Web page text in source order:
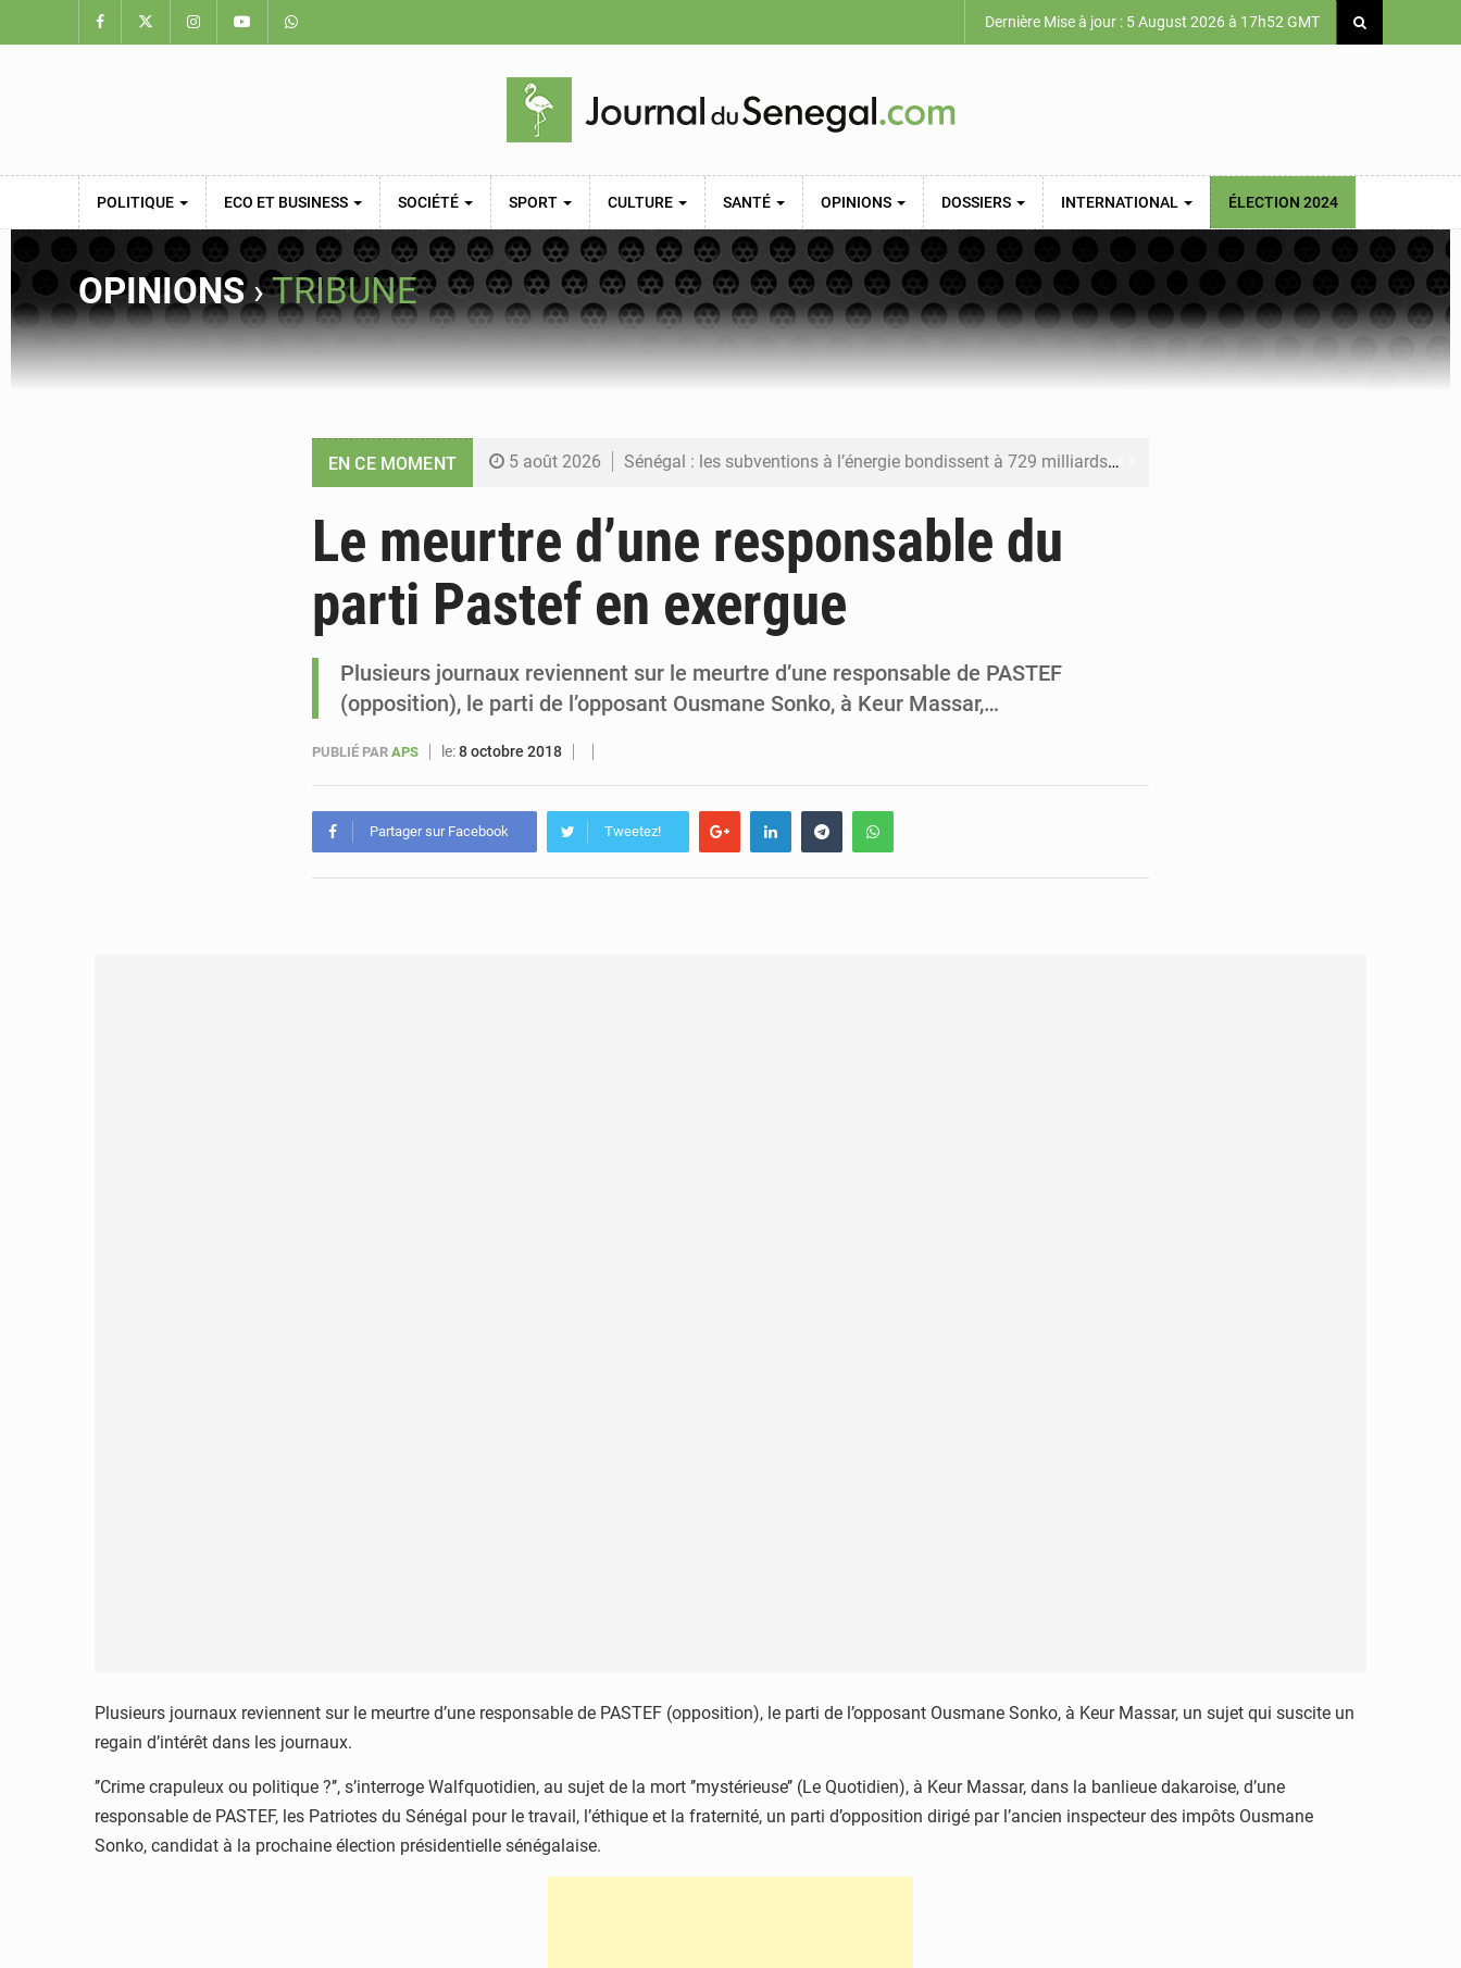
Dernière Mise à jour : 5 August 2026 à 17h52 GMT
POLITIQUE ECO ET BUSINESS SOCIÉTÉ SPORT CULTURE SANTÉ OPINIONS DOSSIERS INTERNATIONAL ÉLECTION 2024
OPINIONS›TRIBUNE
EN CE MOMENT 5 août 2026 Sénégal : les subventions à l’énergie bondissent à 729 milliards FCFA pour contenir les prix des carburants et de l’électricité
5 août 2026 Sénégal : Ousmane Diagne prêtera serment le 11 août comme président du Conseil constitutionnel
5 août 2026 Pétrole : le Sénégal clarifie les revenus tirés du champ de Sangomar et réfute les accusations sur un faible retour financier
Le meurtre d’une responsable du
parti Pastef en exergue
Plusieurs journaux reviennent sur le meurtre d’une responsable de PASTEF
(opposition), le parti de l’opposant Ousmane Sonko, à Keur Massar,…
PUBLIÉ PAR APS le:8 octobre 2018
Partager sur Facebook Tweetez!
Plusieurs journaux reviennent sur le meurtre d’une responsable de PASTEF (opposition), le parti de l’opposant Ousmane Sonko, à Keur Massar, un sujet qui suscite un
regain d’intérêt dans les journaux.
’’Crime crapuleux ou politique ?’’, s’interroge Walfquotidien, au sujet de la mort ’’mystérieuse’’ (Le Quotidien), à Keur Massar, dans la banlieue dakaroise, d’une
responsable de PASTEF, les Patriotes du Sénégal pour le travail, l’éthique et la fraternité, un parti d’opposition dirigé par l’ancien inspecteur des impôts Ousmane
Sonko, candidat à la prochaine élection présidentielle sénégalaise.